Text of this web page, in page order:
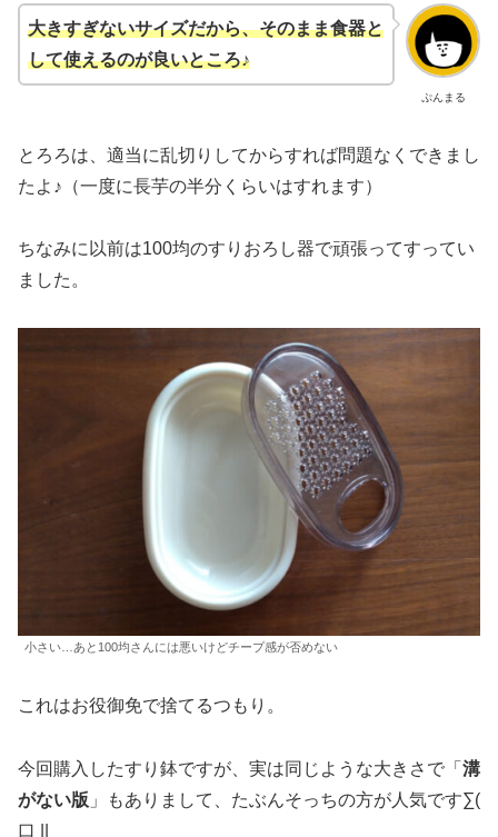
ぷんまる
大きすぎないサイズだから、そのまま食器と
して使えるのが良いところ♪
とろろは、適当に乱切りしてからすれば問題なくできまし
たよ♪（一度に長芋の半分くらいはすれます）
ちなみに以前は100均のすりおろし器で頑張ってすってい
ました。
小さい…あと100均さんには悪いけどチープ感が否めない
これはお役御免で捨てるつもり。
今回購入したすり鉢ですが、実は同じような大きさで「 溝
がない版 」もありまして、たぶんそっちの方が人気です∑(
口 ||